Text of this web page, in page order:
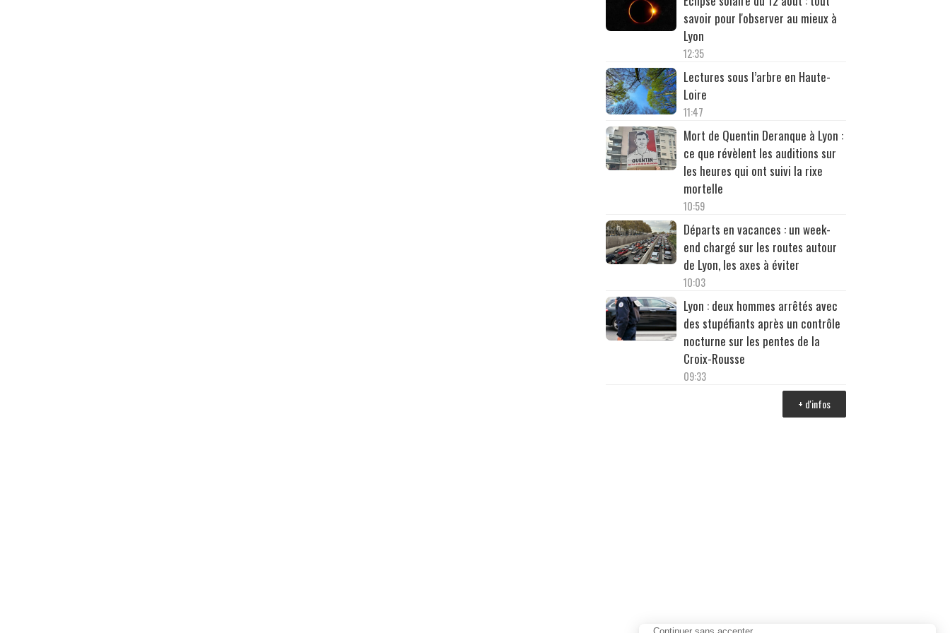
savoir pour l'observer au mieux à
Lyon
12:35
Lectures sous l’arbre en Haute-
Loire
11:47
Mort de Quentin Deranque à Lyon :
ce que révèlent les auditions sur
les heures qui ont suivi la rixe
mortelle
10:59
Départs en vacances : un week-
end chargé sur les routes autour
de Lyon, les axes à éviter
10:03
Lyon : deux hommes arrêtés avec
des stupéfiants après un contrôle
nocturne sur les pentes de la
Croix-Rousse
09:33
+ d'infos